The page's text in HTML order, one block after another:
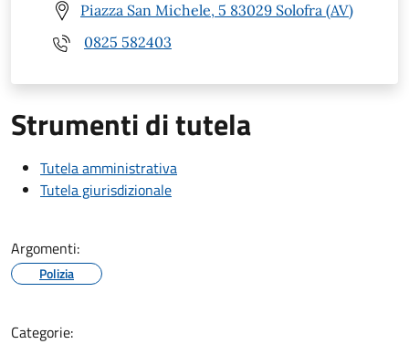
Piazza San Michele, 5 83029 Solofra (AV)
0825 582403
Strumenti di tutela
Tutela amministrativa
Tutela giurisdizionale
Argomenti:
Polizia
Categorie: